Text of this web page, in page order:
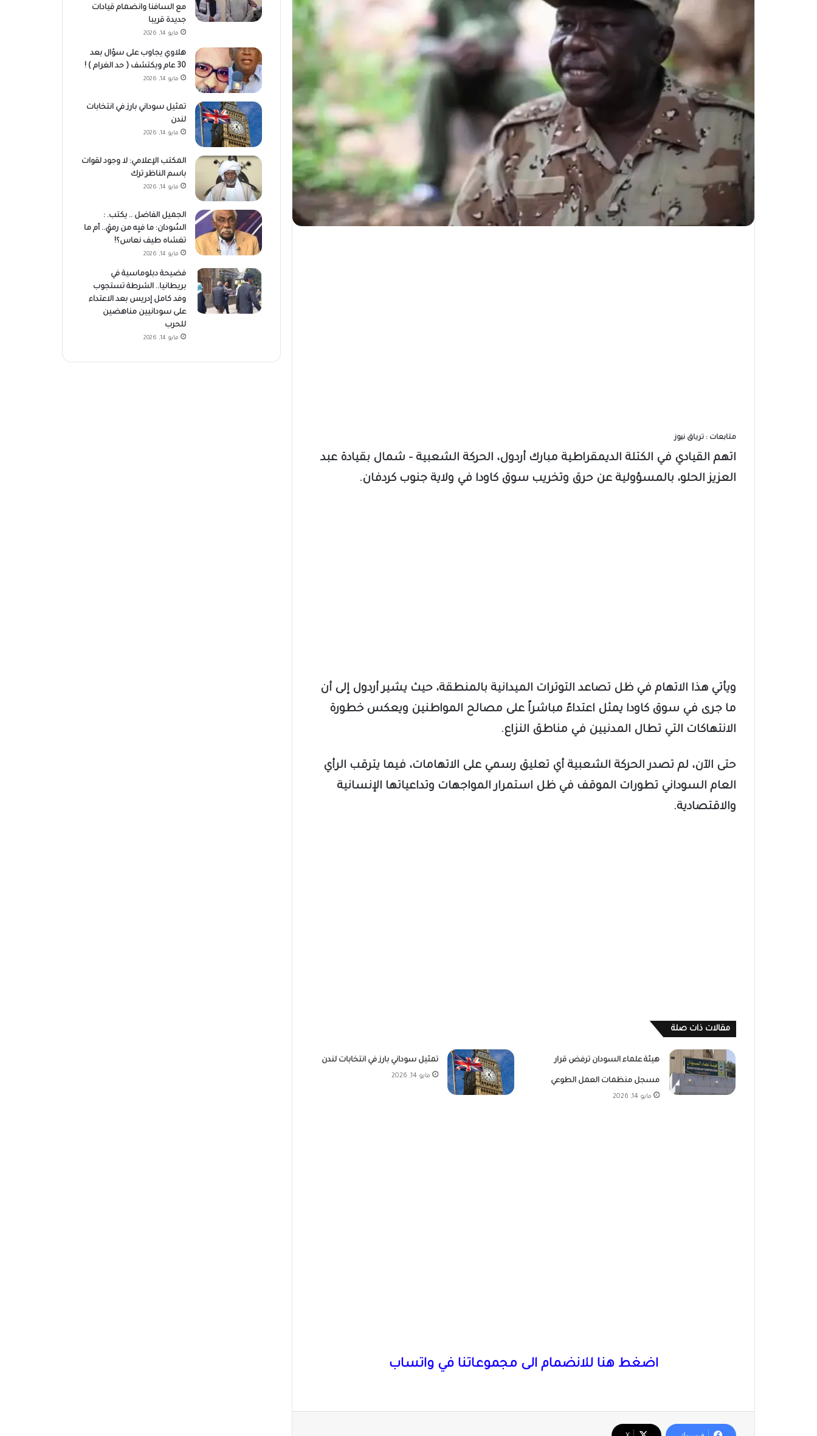
متابعات : ترياق نيوز
اتهم القيادي في الكتلة الديمقراطية مبارك أردول، الحركة الشعبية – شمال بقيادة عبد
العزيز الحلو، بالمسؤولية عن حرق وتخريب سوق كاودا في ولاية جنوب كردفان.
ويأتي هذا الاتهام في ظل تصاعد التوترات الميدانية بالمنطقة، حيث يشير أردول إلى أن
ما جرى في سوق كاودا يمثل اعتداءً مباشراً على مصالح المواطنين ويعكس خطورة
الانتهاكات التي تطال المدنيين في مناطق النزاع.
حتى الآن، لم تصدر الحركة الشعبية أي تعليق رسمي على الاتهامات، فيما يترقب الرأي
العام السوداني تطورات الموقف في ظل استمرار المواجهات وتداعياتها الإنسانية
والاقتصادية.
مقالات ذات صلة
هيئة علماء السودان ترفض قرار
مسجل منظمات العمل الطوعي
مايو 14, 2026
تمثيل سوداني بارز في انتخابات لندن
مايو 14, 2026
اضغط هنا للانضمام الى مجموعاتنا في واتساب
مع السافنا وانضمام قيادات
جديدة قريبا
مايو 14, 2026
هلاوي يجاوب على سؤال بعد
30 عام ويكتشف ( حد الغرام ) !
مايو 14, 2026
تمثيل سوداني بارز في انتخابات
لندن
مايو 14, 2026
المكتب الإعلامي: لا وجود لقوات
باسم الناظر ترك
مايو 14, 2026
الجميل الفاضل .. يكتب. :
السُودان: ما فيِه من رمقٍ.. أم ما
تغشاه طيف نعاس؟!
مايو 14, 2026
فضيحة دبلوماسية في
بريطانيا.. الشرطة تستجوب
وفد كامل إدريس بعد الاعتداء
على سودانيين مناهضين
للحرب
مايو 14, 2026